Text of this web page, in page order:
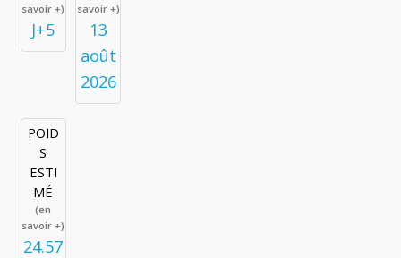
savoir +)
J+5
savoir +)
13
août
2026
POID
S
ESTI
MÉ
(en
savoir +)
24.57